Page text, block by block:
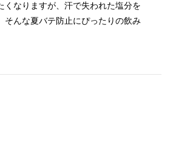
くなりますが、汗で失われた塩分を
そんな夏バテ防止にぴったりの飲み